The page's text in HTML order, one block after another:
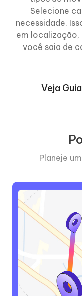
Selecione
necessidade.
em localização,
você saia de
Veja
Planeje